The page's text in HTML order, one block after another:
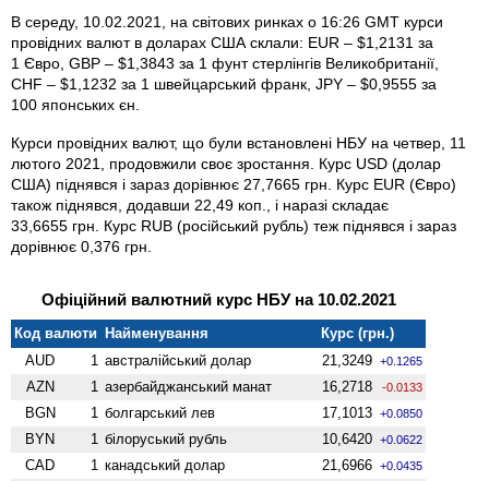
В середу, 10.02.2021, на світових ринках о 16:26 GMT курси
провідних валют в доларах США склали: EUR – $1,2131 за
1 Євро, GBP – $1,3843 за 1 фунт стерлінгів Велико­британії,
CHF – $1,1232 за 1 швейцарський франк, JPY – $0,9555 за
100 японських єн.
Курси провідних валют, що були встановлені НБУ на четвер, 11
лютого 2021, продовжили своє зростання. Курс USD (долар
США) піднявся і зараз дорівнює 27,7665 грн. Курс EUR (Євро)
також піднявся, додавши 22,49 коп., і наразі складає
33,6655 грн. Курс RUB (російський рубль) теж піднявся і зараз
дорівнює 0,376 грн.
Офіційний валютний курс НБУ на 10.02.2021
Код валюти Найменування
Курс (грн.)
AUD
1 австралійський долар 21,3249 +0.1265
AZN 1 азербайджанський манат 16,2718 -0.0133
BGN 1 болгарський лев 17,1013 +0.0850
BYN 1 білоруський рубль 10,6420 +0.0622
CAD 1 канадський долар 21,6966 +0.0435